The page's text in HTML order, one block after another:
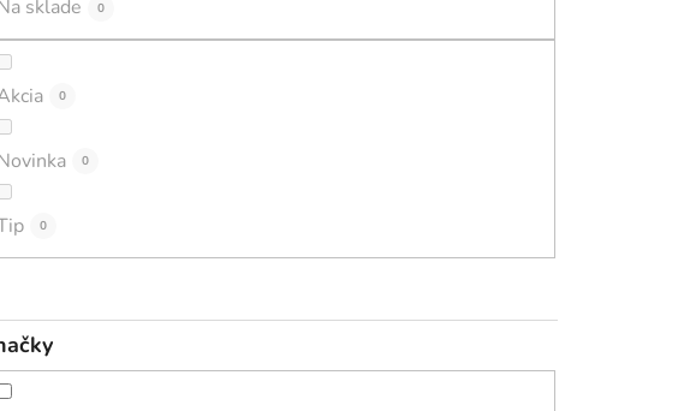
sklade 0
0
0
0